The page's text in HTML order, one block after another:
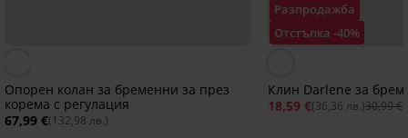
Опорен колан за бременни за през
корема с регулация
67,99 €(132,98 лв.)
Разпродажба
Отстъпка -40%
Клин Darlene за
18,59 €(36,36 лв.)30,99 €